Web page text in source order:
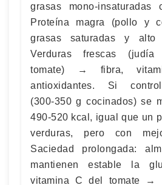
grasas mono‑insaturadas
Proteína magra (pollo y
grasas saturadas y alto
Verduras frescas (judía
tomate) → fibra,
antioxidantes. Si
(300‑350 g cocinados) se
490‑520 kcal, igual que un
verduras, pero con
Saciedad prolongada:
mantienen estable la
vitamina C del tomate →